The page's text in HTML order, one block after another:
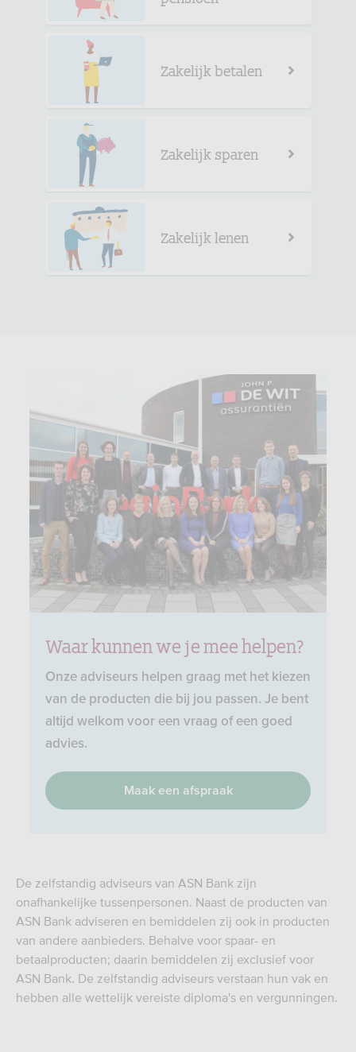
Zakelijk betalen
Zakelijk sparen
Zakelijk lenen
Waar kunnen we je mee helpen?
Onze adviseurs helpen graag met het kiezen
van de producten die bij jou passen. Je bent
altijd welkom voor een vraag of een goed
advies.
Maak een afspraak
De zelfstandig adviseurs van ASN Bank zijn
onafhankelijke tussenpersonen. Naast de producten van
ASN Bank adviseren en bemiddelen zij ook in producten
van andere aanbieders. Behalve voor spaar- en
betaalproducten; daarin bemiddelen zij exclusief voor
ASN Bank. De zelfstandig adviseurs verstaan hun vak en
hebben alle wettelijk vereiste diploma's en vergunningen.